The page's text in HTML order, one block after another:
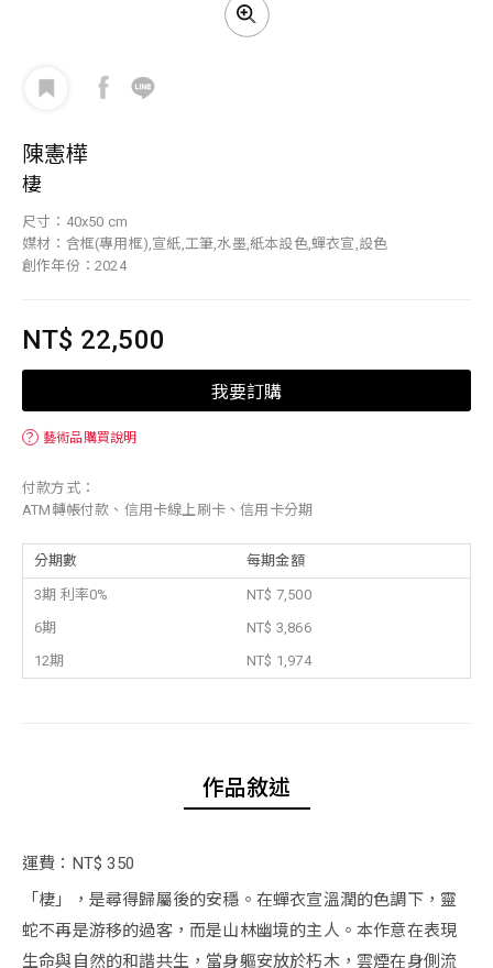
陳憲樺
棲
尺寸：40x50 cm
媒材：含框(專用框),宣紙,工筆,水墨,紙本設色,蟬衣宣,設色
創作年份：2024
NT$ 22,500
我要訂購
？ 藝術品購買說明
付款方式：
ATM轉帳付款、信用卡線上刷卡、信用卡分期
分期數 每期金額
3期 利率0%
NT$ 7,500
6期
NT$ 3,866
12期
NT$ 1,974
作品敘述
運費：NT$ 350
「棲」，是尋得歸屬後的安穩。在蟬衣宣溫潤的色調下，靈
蛇不再是游移的過客，而是山林幽境的主人。本作意在表現
生命與自然的和諧共生，當身軀安放於朽木，雲煙在身側流